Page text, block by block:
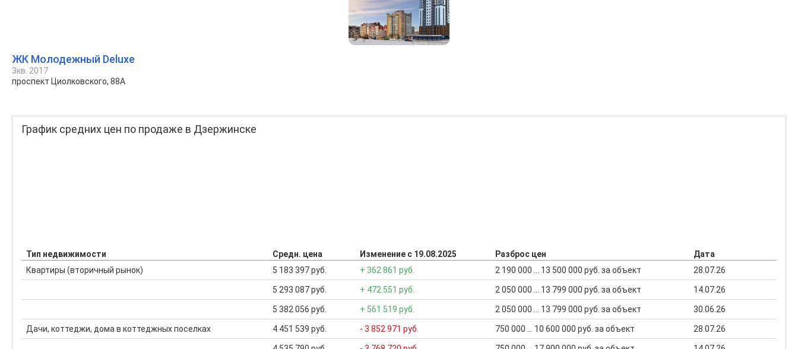
ЖК Молодежный Deluxe
3кв. 2017
проспект Циолковского, 88А
График средних цен по продаже в Дзержинске
Тип недвижимости Средн. цена Изменение с 19.08.2025 Разброс цен
Дата
Квартиры (вторичный рынок)
5 183 397 руб. + 362 861 руб. 2 190 000 ... 13 500 000 руб. за объект 28.07.26
5 293 087 руб. + 472 551 руб. 2 050 000 ... 13 799 000 руб. за объект 14.07.26
5 382 056 руб. + 561 519 руб. 2 050 000 ... 13 799 000 руб. за объект 30.06.26
Дачи, коттеджи, дома в коттеджных поселках 4 451 539 руб. - 3 852 971 руб. 750 000 ... 10 600 000 руб. за объект 28.07.26